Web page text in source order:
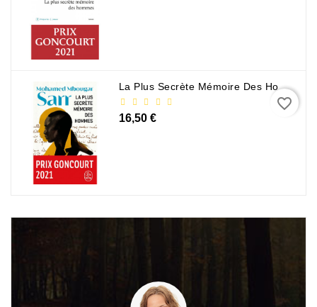
La Plus Secrète Mémoire Des Hommes - Mohamed Mbougar Sarr
16,50 €
favorite_border